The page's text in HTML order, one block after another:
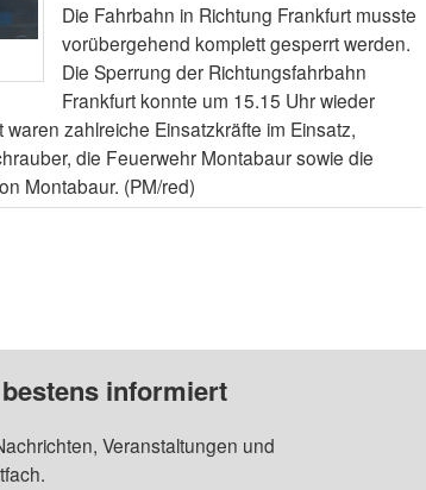
Die Fahrbahn in Richtung Frankfurt musste
vorübergehend komplett gesperrt werden.
Die Sperrung der Richtungsfahrbahn
Frankfurt konnte um 15.15 Uhr wieder
zahlreiche Einsatzkräfte im Einsatz,
die Feuerwehr Montabaur sowie die
Montabaur. (PM/red)
informiert
Veranstaltungen und